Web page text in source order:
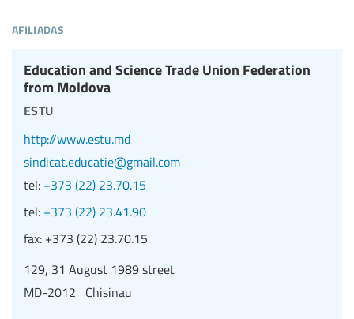
afiliadas
Education and Science Trade Union Federation
from Moldova
estu
http://www.estu.md
sindicat.educatie@gmail.com
tel: +373 (22) 23.70.15
tel: +373 (22) 23.41.90
fax: +373 (22) 23.70.15
129, 31 August 1989 street
MD-2012 Chisinau